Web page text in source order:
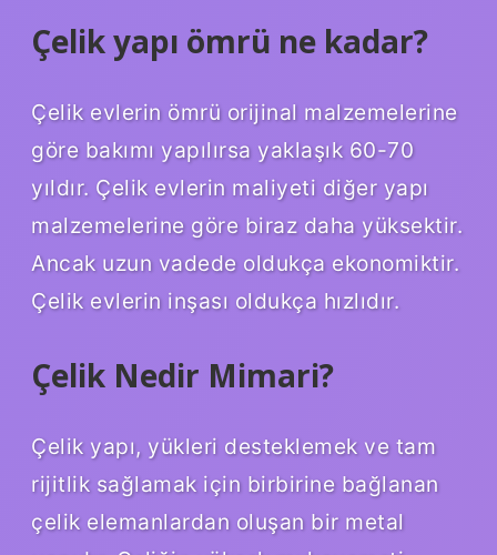
Çelik yapı ömrü ne kadar?
Çelik evlerin ömrü orijinal malzemelerine
göre bakımı yapılırsa yaklaşık 60-70
yıldır. Çelik evlerin maliyeti diğer yapı
malzemelerine göre biraz daha yüksektir.
Ancak uzun vadede oldukça ekonomiktir.
Çelik evlerin inşası oldukça hızlıdır.
Çelik Nedir Mimari?
Çelik yapı, yükleri desteklemek ve tam
rijitlik sağlamak için birbirine bağlanan
çelik elemanlardan oluşan bir metal